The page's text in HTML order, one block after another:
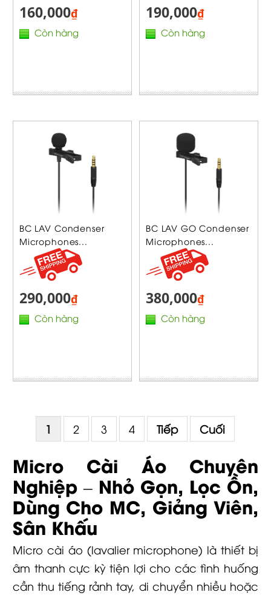
160,000₫
Còn hàng
190,000₫
Còn hàng
BC LAV Condenser
Microphones...
290,000₫
Còn hàng
BC LAV GO Condenser
Microphones...
380,000₫
Còn hàng
1 2 3 4 Tiếp Cuối
Micro Cài Áo Chuyên
Nghiệp – Nhỏ Gọn, Lọc Ồn,
Dùng Cho MC, Giảng Viên,
Sân Khấu
Micro cài áo (lavalier microphone) là thiết bị
âm thanh cực kỳ tiện lợi cho các tình huống
cần thu tiếng rảnh tay, di chuyển nhiều hoặc